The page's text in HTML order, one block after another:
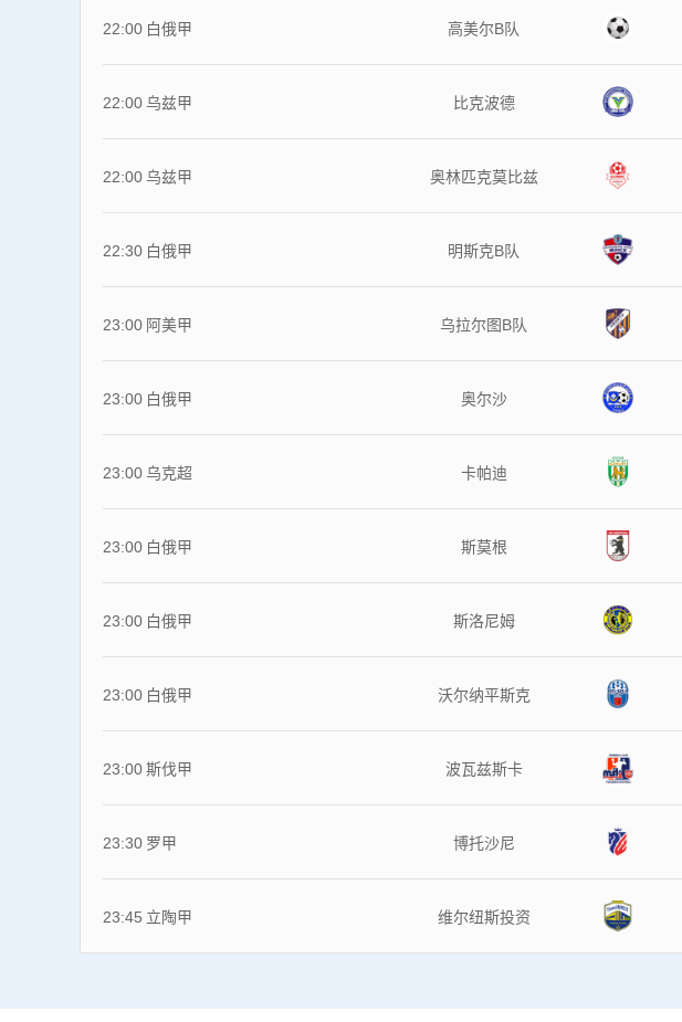
22:00 白俄甲 高美尔B队
22:00乌兹甲 比克波德
22:00乌兹甲 奥林匹克莫比兹
22:30 白俄甲 明斯克B队
23:00 阿美甲 乌拉尔图B队
23:00 白俄甲 奥尔沙
23:00乌克超 卡帕迪
23:00 白俄甲 斯莫根
23:00 白俄甲 斯洛尼姆
23:00 白俄甲 沃尔纳平斯克
23:00斯伐甲 波瓦兹斯卡
23:30 罗甲 博托沙尼
23:45 立陶甲 维尔纽斯投资